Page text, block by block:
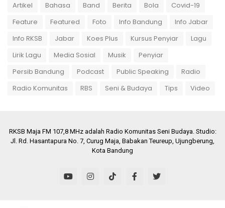
Artikel Bahasa Band Berita Bola
Covid-19
Feature
Featured Foto Info Bandung
Info Jabar
Info RKSB
Jabar Koes Plus Kursus Penyiar
Lagu
Lirik Lagu
Media Sosial Musik
Penyiar
Persib Bandung
Podcast Public Speaking
Radio
Radio Komunitas
RBS Seni & Budaya Tips Video
RKSB Maja FM 107,8 MHz adalah Radio Komunitas Seni Budaya. Studio:
Jl. Rd. Hasantapura No. 7, Curug Maja, Babakan Teureup, Ujungberung,
Kota Bandung